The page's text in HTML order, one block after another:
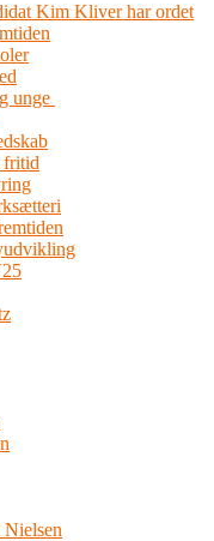
Kim Kliver har ordet
unge